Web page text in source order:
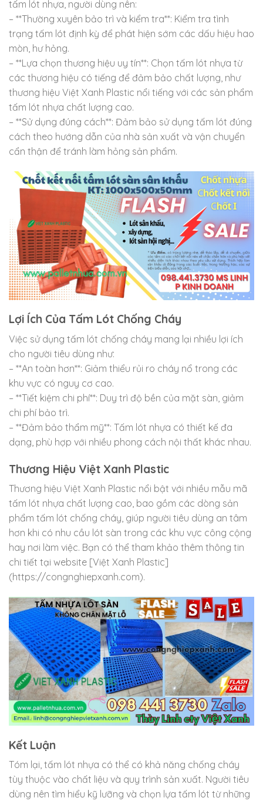
tấm lót nhựa, người dùng nên:
– **Thường xuyên bảo trì và kiểm tra**: Kiểm tra tình
trạng tấm lót định kỳ để phát hiện sớm các dấu hiệu hao
mòn, hư hỏng.
– **Lựa chọn thương hiệu uy tín**: Chọn tấm lót nhựa từ
các thương hiệu có tiếng để đảm bảo chất lượng, như
thương hiệu Việt Xanh Plastic nổi tiếng với các sản phẩm
tấm lót nhựa chất lượng cao.
– **Sử dụng đúng cách**: Đảm bảo sử dụng tấm lót đúng
cách theo hướng dẫn của nhà sản xuất và vận chuyển
cẩn thận để tránh làm hỏng sản phẩm.
Lợi Ích Của Tấm Lót Chống Cháy
Việc sử dụng tấm lót chống cháy mang lại nhiều lợi ích
cho người tiêu dùng như:
– **An toàn hơn**: Giảm thiểu rủi ro cháy nổ trong các
khu vực có nguy cơ cao.
– **Tiết kiệm chi phí**: Duy trì độ bền của mặt sàn, giảm
chi phí bảo trì.
– **Đảm bảo thẩm mỹ**: Tấm lót nhựa có thiết kế đa
dạng, phù hợp với nhiều phong cách nội thất khác nhau.
Thương Hiệu Việt Xanh Plastic
Thương hiệu Việt Xanh Plastic nổi bật với nhiều mẫu mã
tấm lót nhựa chất lượng cao, bao gồm các dòng sản
phẩm tấm lót chống cháy, giúp người tiêu dùng an tâm
hơn khi có nhu cầu lót sàn trong các khu vực công cộng
hay nơi làm việc. Bạn có thể tham khảo thêm thông tin
chi tiết tại website [Việt Xanh Plastic]
(https://congnghiepxanh.com).
Kết Luận
Tóm lại, tấm lót nhựa có thể có khả năng chống cháy
tùy thuộc vào chất liệu và quy trình sản xuất. Người tiêu
dùng nên tìm hiểu kỹ lưỡng và chọn lựa tấm lót từ những